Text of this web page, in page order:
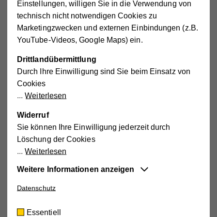
Covid-19 sensitive mobile care,
professionally-led healthy ageing activities (in
person and online),
inter-generational exchange,
and awareness raising for elderly.
Main Activities
Distributing personal protective equipment to mobile
care and healthy ageing staff and, upon need,
elderly,
Rendering Covid-19 sensitive high-quality mobile
care services to the most vulnerable elderly,
complementing self-organized activities by expert-
Einstellungen, willigen Sie in die Verwendung von
technisch nicht notwendigen Cookies zu
Marketingzwecken und externen Einbindungen (z.B.
YouTube-Videos, Google Maps) ein.
Drittlandübermittlung
Durch Ihre Einwilligung sind Sie beim Einsatz von
Cookies
Weiterlesen
Widerruf
Sie können Ihre Einwilligung jederzeit durch
Löschung der Cookies
Weiterlesen
Essentiell
zugrundeliegenden Vorgänge wichtig und
Weitere Informationen anzeigen
Datenschutz
Essentiell